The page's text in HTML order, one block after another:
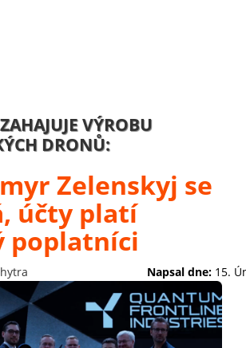
VÝROBU
DRONŮ:
Zelenskyj se
účty platí
poplatníci
Napsal dne: 15.